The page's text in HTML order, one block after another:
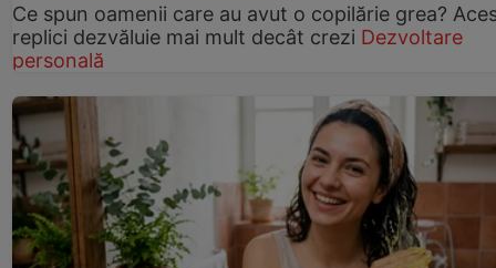
Ce spun oamenii care au avut o copilărie grea?
replici dezvăluie mai mult decât crezi Dezvoltare
personală